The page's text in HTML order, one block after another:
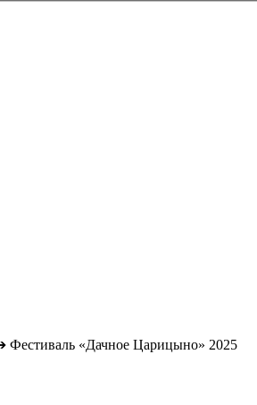
Фестиваль «Дачное Царицыно» 2025